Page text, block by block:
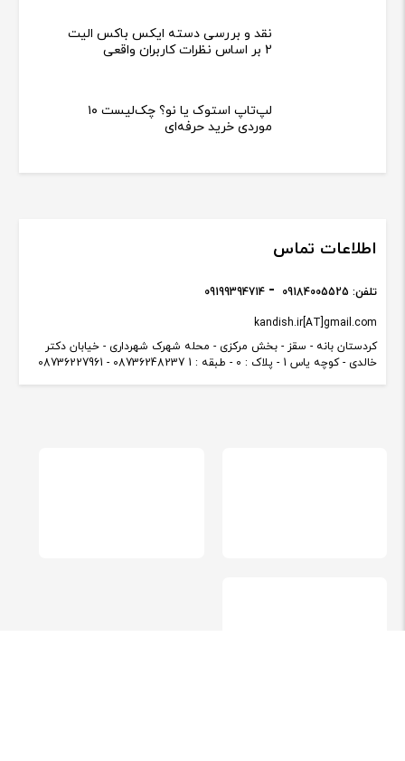
نقد و بررسی دسته ایکس باکس الیت
2 بر اساس نظرات کاربران واقعی
لپ‌تاپ استوک یا نو؟ چک‌لیست ۱۰
موردی خرید حرفه‌ای
اطلاعات تماس
کردستان بانه - سقز - بخش مرکزی - محله شهرک شهرداری - خیابان دکتر
خالدی - کوچه یاس 1 - پلاک : 0 - طبقه : 1 08736248237 - 08736227961
kandish.ir[AT]gmail.com
تلفن: 09184005525
09199394714